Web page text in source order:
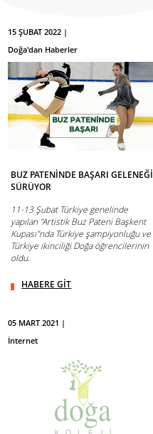
15 ŞUBAT 2022 |
Doğa'dan Haberler
BUZ PATENİNDE BAŞARI GELENEĞİ
SÜRÜYOR
11-13 Şubat Türkiye genelinde
yapılan "Artistik Buz Pateni Başkent
Kupası"nda Türkiye şampiyonluğu ve
Türkiye ikinciliği Doğa öğrencilerinin
oldu.
HABERE GİT
05 MART 2021 |
İnternet